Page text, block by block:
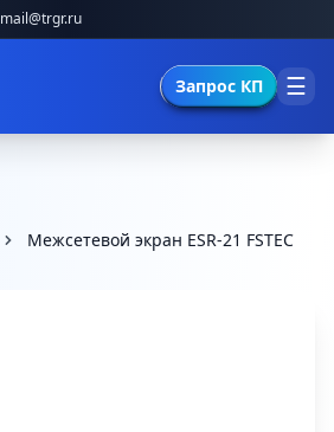
mail@trgr.ru
Запрос КП ☰
Межсетевой экран ESR-21 FSTEC